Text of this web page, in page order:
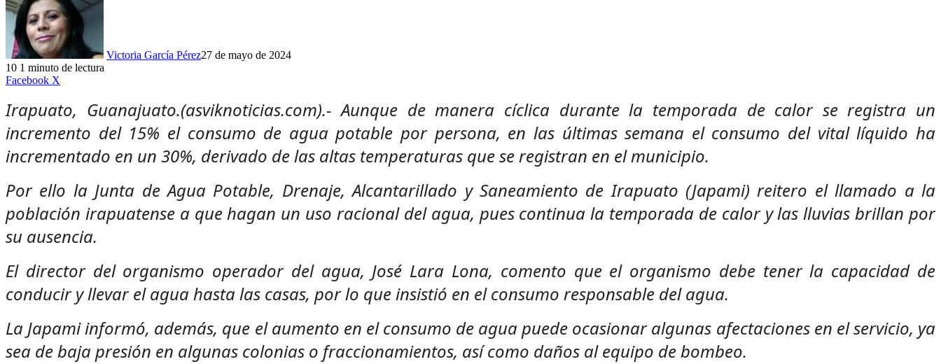
Victoria García Pérez27 de mayo de 2024
10 1 minuto de lectura
Facebook X
Irapuato, Guanajuato.(asviknoticias.com).- Aunque de manera cíclica durante la temporada de calor se registra un
incremento del 15% el consumo de agua potable por persona, en las últimas semana el consumo del vital líquido ha
incrementado en un 30%, derivado de las altas temperaturas que se registran en el municipio.
Por ello la Junta de Agua Potable, Drenaje, Alcantarillado y Saneamiento de Irapuato (Japami) reitero el llamado a la
población irapuatense a que hagan un uso racional del agua, pues continua la temporada de calor y las lluvias brillan por
su ausencia.
El director del organismo operador del agua, José Lara Lona, comento que el organismo debe tener la capacidad de
conducir y llevar el agua hasta las casas, por lo que insistió en el consumo responsable del agua.
La Japami informó, además, que el aumento en el consumo de agua puede ocasionar algunas afectaciones en el servicio, ya
sea de baja presión en algunas colonias o fraccionamientos, así como daños al equipo de bombeo.